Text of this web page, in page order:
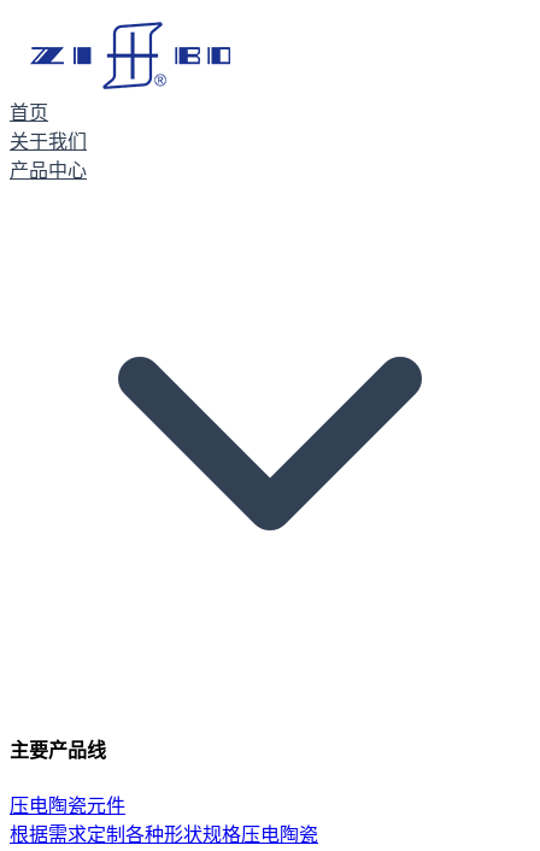
首页
关于我们
产品中心
主要产品线
压电陶瓷元件
根据需求定制各种形状规格压电陶瓷